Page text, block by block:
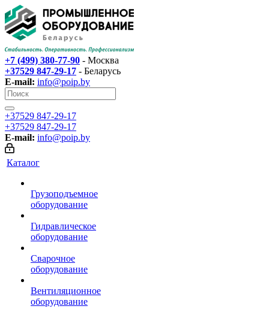
+7 (499) 380-77-90 - Москва
+37529 847-29-17‬ - Беларусь
E-mail: info@poip.by
+37529 847-29-17‬
+37529 847-29-17‬
E-mail: info@poip.by
Каталог
Грузоподъемное
оборудование
Гидравлическое
оборудование
Сварочное
оборудование
Вентиляционное
оборудование